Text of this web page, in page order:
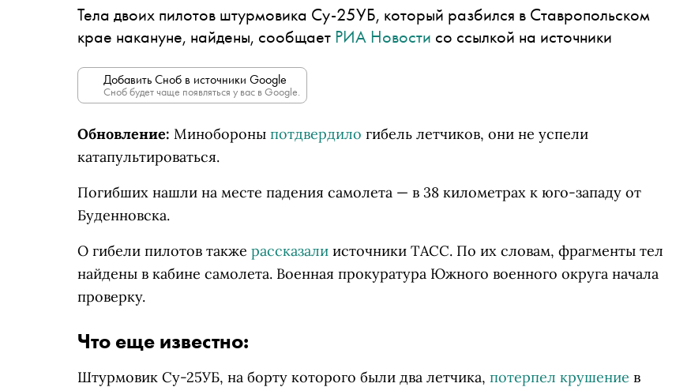
Тела двоих пилотов штурмовика Су-25УБ, который разбился в Ставропольском
крае накануне, найдены, сообщает РИА Новости со ссылкой на источники
Добавить Сноб в источники Google
Сноб будет чаще появляться у вас в Google.
Обновление: Минобороны потдвердило гибель летчиков, они не успели
катапультироваться.
Погибших нашли на месте падения самолета — в 38 километрах к юго-западу от
Буденновска.
О гибели пилотов также рассказали источники ТАСС. По их словам, фрагменты тел
найдены в кабине самолета. Военная прокуратура Южного военного округа начала
проверку.
Что еще известно:
Штурмовик Су-25УБ, на борту которого были два летчика, потерпел крушение в